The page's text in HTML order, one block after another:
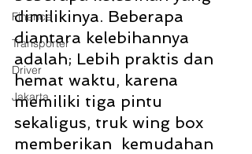
Finance
Transporter
Driver
Jakarta
dimilikinya. Beberapa
diantara kelebihannya
adalah; Lebih praktis dan
hemat waktu, karena
memiliki tiga pintu
sekaligus, truk wing box
memberikan  kemudahan